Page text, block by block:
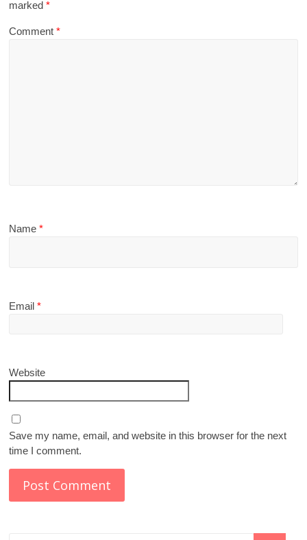
marked*
Comment*
Name*
Email*
Website
Save my name, email, and website in this browser for the next
time I comment.